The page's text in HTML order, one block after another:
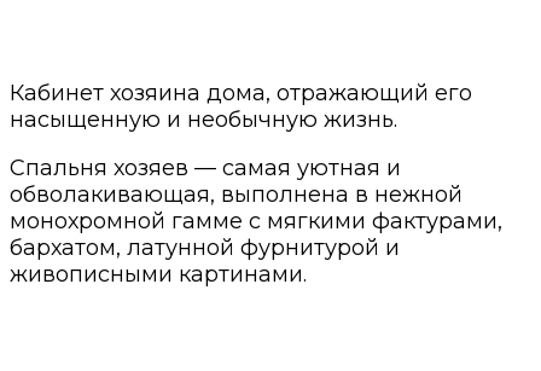
Кабинет хозяина дома, отражающий его
насыщенную и необычную жизнь.
Спальня хозяев — самая уютная и
обволакивающая, выполнена в нежной
монохромной гамме с мягкими фактурами,
бархатом, латунной фурнитурой и
живописными картинами.